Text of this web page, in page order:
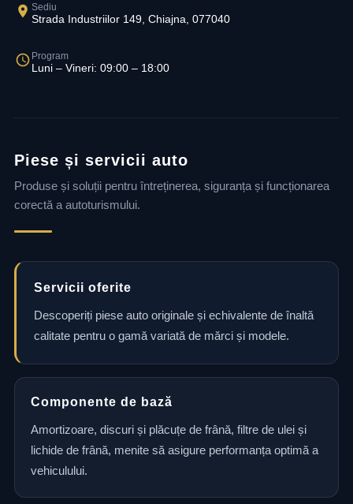
Sediu
Strada Industriilor 149, Chiajna, 077040
Program
Luni – Vineri: 09:00 – 18:00
Piese și servicii auto
Produse și soluții pentru întreținerea, siguranța și funcționarea
corectă a autoturismului.
Servicii oferite
Descoperiți piese auto originale și echivalente de înaltă
calitate pentru o gamă variată de mărci și modele.
Componente de bază
Amortizoare, discuri și plăcuțe de frână, filtre de ulei și
lichide de frână, menite să asigure performanța optimă a
vehiculului.